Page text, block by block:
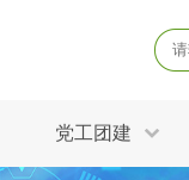
党工团建